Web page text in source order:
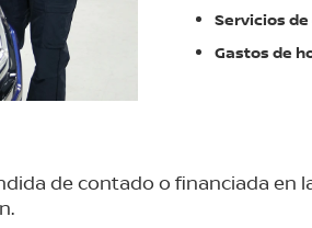
Servicios
Gastos de
de contado o financiada en